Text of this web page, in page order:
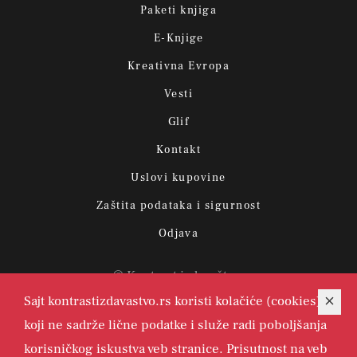
Sajt kontrastizdavastvo.rs koristi kolačiće (cookies)
koji ne sadrže lične podatke i služe radi poboljšanja
korisničkog iskustva veb stranice. Prisutnost na veb
Paketi knjiga
E-Knjige
Kreativna Evropa
Vesti
Glif
Kontakt
Uslovi kupovine
Zaštita podataka i sigurnost
Odjava
© Kontrast izdavaštvo.